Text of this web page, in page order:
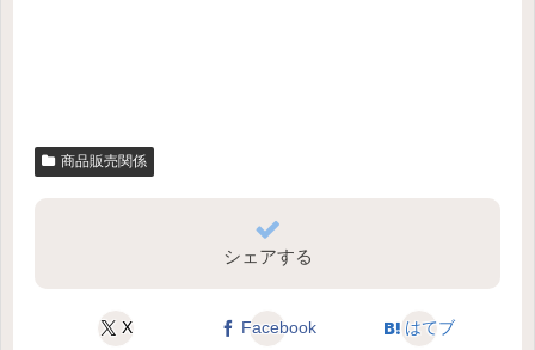
商品販売関係
シェアする
X Facebook はてブ